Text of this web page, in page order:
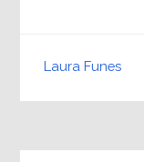
Laura Funes